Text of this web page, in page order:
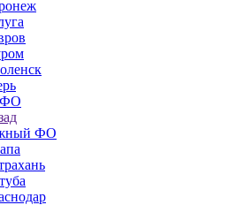
ФО